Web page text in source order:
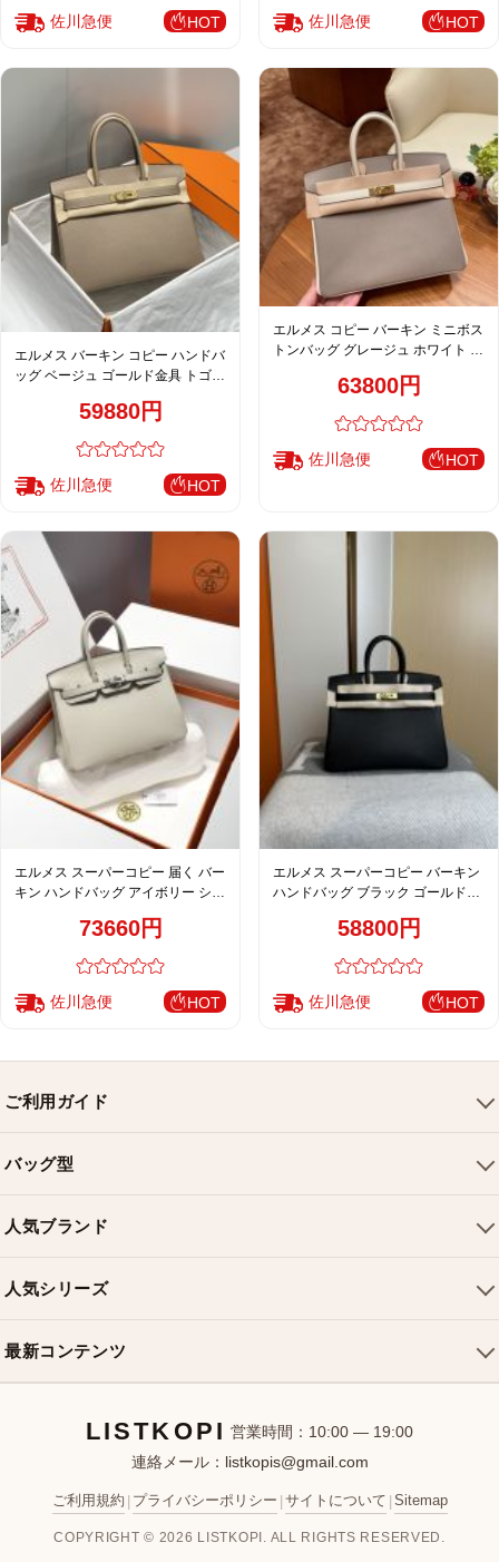
佐川急便 HOT 佐川急便 HOT
エルメス バーキン コピー ハンドバ
ッグ ベージュ ゴールド金具 トゴ調
59880円
佐川急便 HOT
エルメス コピー バーキン ミニボス
トンバッグ グレージュ ホワイト ゴ
63800円
佐川急便 HOT
エルメス スーパーコピー 届く バー
キン ハンドバッグ アイボリー シル
73660円
佐川急便 HOT
エルメス スーパーコピー バーキン
ハンドバッグ ブラック ゴールド金
58800円
佐川急便 HOT
ご利用ガイド
配送について
返品・交換
お問い合わせ
バッグ型
ショルダーバッグ
クロスボディバッグ
ミニバッグ
バケットバッグ
人気ブランド
シャネルバッグ
ディオールバッグ
人気シリーズ
最新コンテンツ
新着アイテム
ブランドカテゴリ
お客様レビュー
LISTKOPI 営業時間：10:00 — 19:00
連絡メール： listkopis@gmail.com
ご利用規約 プライバシーポリシー サイトについて Sitemap
COPYRIGHT © 2026 LISTKOPI. ALL RIGHTS RESERVED.